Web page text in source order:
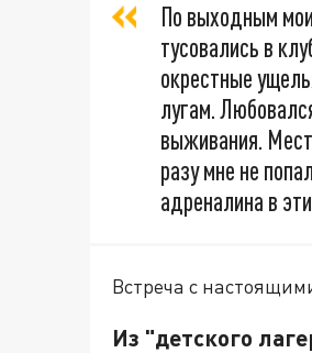
По выходным
тусовались в
окрестные
лугам.
выживания.
разу мне не
адреналина в
Встреча с
Из "детского